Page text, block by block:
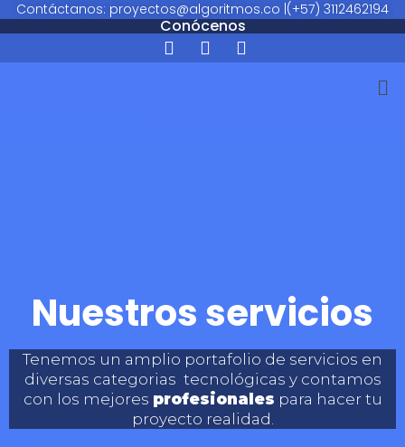
Contáctanos: proyectos@algoritmos.co | (+57) 3112462194
Conócenos
Nuestros servicios
Tenemos un amplio portafolio de servicios en
diversas categorias tecnológicas y contamos
con los mejores profesionales para hacer tu
proyecto realidad.